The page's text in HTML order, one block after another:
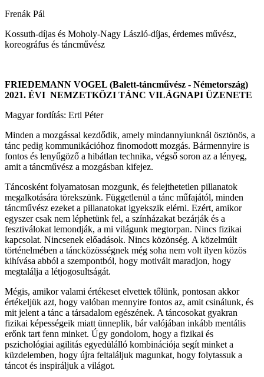
Frenák Pál
Kossuth-díjas és Moholy-Nagy László-díjas, érdemes művész,
koreográfus és táncművész
FRIEDEMANN VOGEL (Balett-táncművész - Németország)
2021. ÉVI NEMZETKÖZI TÁNC VILÁGNAPI ÜZENETE
Magyar fordítás: Ertl Péter
Minden a mozgással kezdődik, amely mindannyiunknál ösztönös, a
tánc pedig kommunikációhoz finomodott mozgás. Bármennyire is
fontos és lenyűgöző a hibátlan technika, végső soron az a lényeg,
amit a táncművész a mozgásban kifejez.
Táncosként folyamatosan mozgunk, és felejthetetlen pillanatok
megalkotására törekszünk. Függetlenül a tánc műfajától, minden
táncművész ezeket a pillanatokat igyekszik elérni. Ezért, amikor
egyszer csak nem léphetünk fel, a színházakat bezárják és a
fesztiválokat lemondják, a mi világunk megtorpan. Nincs fizikai
kapcsolat. Nincsenek előadások. Nincs közönség. A közelmúlt
történelmében a táncközösségnek még soha nem volt ilyen közös
kihívása abból a szempontból, hogy motivált maradjon, hogy
megtalálja a létjogosultságát.
Mégis, amikor valami értékeset elvettek tőlünk, pontosan akkor
értékeljük azt, hogy valóban mennyire fontos az, amit csinálunk, és
mit jelent a tánc a társadalom egészének. A táncosokat gyakran
fizikai képességeik miatt ünneplik, bár valójában inkább mentális
erőnk tart fenn minket. Úgy gondolom, hogy a fizikai és
pszichológiai agilitás egyedülálló kombinációja segít minket a
küzdelemben, hogy újra feltaláljuk magunkat, hogy folytassuk a
táncot és inspiráljuk a világot.